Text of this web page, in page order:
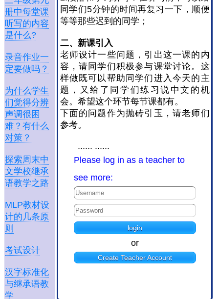
册中每堂课
听写的内容
是什么?
录音作业一
定要做吗？
为什么学生
们觉得分辨
声调很困
难？有什么
对策？
探索周末中
文学校继承
语教学之路
MLP教材设
计的几条原
则
考试设计
汉字标准化
与继承语教
学
同学们5分钟的时间再复习一下，顺便
等等那些迟到的同学；
二、新课引入
老师设计一些问题，引出这一课的内
容，请同学们积极参与课堂讨论。这
样做既可以帮助同学们进入今天的主
题，又给了同学们练习说中文的机
会。希望这个环节每节课都有。
下面的问题作为抛砖引玉，请老师们
参考。
...... ......
Please log in as a teacher to
see more:
or
Create Teacher Account